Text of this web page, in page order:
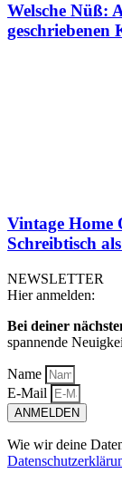
Welsche Nüß:
geschriebenen
Vintage Home
Schreibtisch
NEWSLETTER
Hier anmelden:
Bei deiner
spannende
Name
E-Mail
ANMELDEN
Wie wir deine